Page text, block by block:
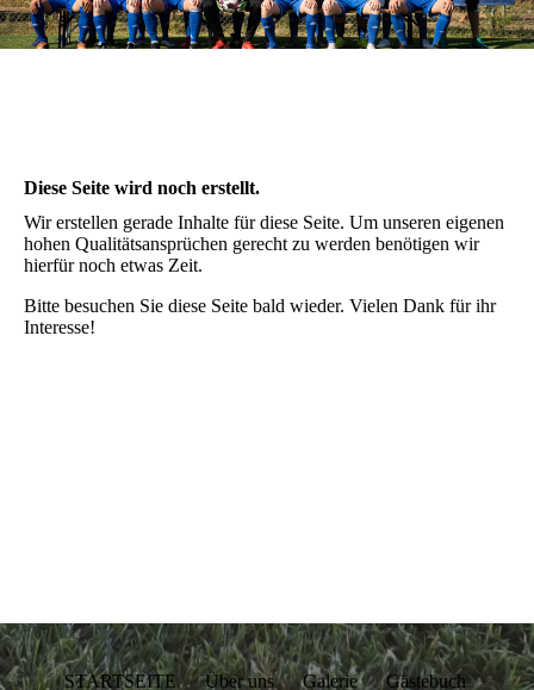
Diese Seite wird noch erstellt.
Wir erstellen gerade Inhalte für diese Seite. Um unseren eigenen
hohen Qualitätsansprüchen gerecht zu werden benötigen wir
hierfür noch etwas Zeit.
Bitte besuchen Sie diese Seite bald wieder. Vielen Dank für ihr
Interesse!
STARTSEITE Über uns Galerie Gästebuch